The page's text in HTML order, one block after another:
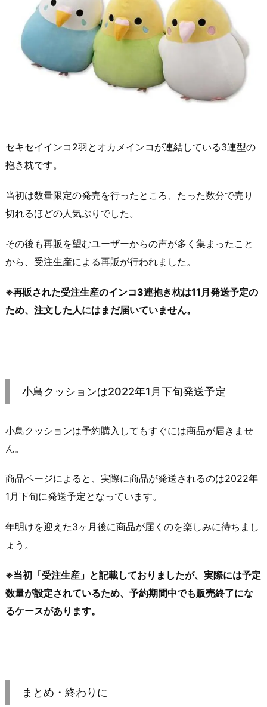
セキセイインコ2羽とオカメインコが連結している3連型の
抱き枕です。
当初は数量限定の発売を行ったところ、たった数分で売り
切れるほどの人気ぶりでした。
その後も再販を望むユーザーからの声が多く集まったこと
から、受注生産による再販が行われました。
※再販された受注生産のインコ3連抱き枕は11月発送予定の
ため、注文した人にはまだ届いていません。
小鳥クッションは2022年1月下旬発送予定
小鳥クッションは予約購入してもすぐには商品が届きませ
ん。
商品ページによると、実際に商品が発送されるのは2022年
1月下旬に発送予定となっています。
年明けを迎えた3ヶ月後に商品が届くのを楽しみに待ちまし
ょう。
※当初「受注生産」と記載しておりましたが、実際には予定
数量が設定されているため、予約期間中でも販売終了にな
るケースがあります。
まとめ・終わりに